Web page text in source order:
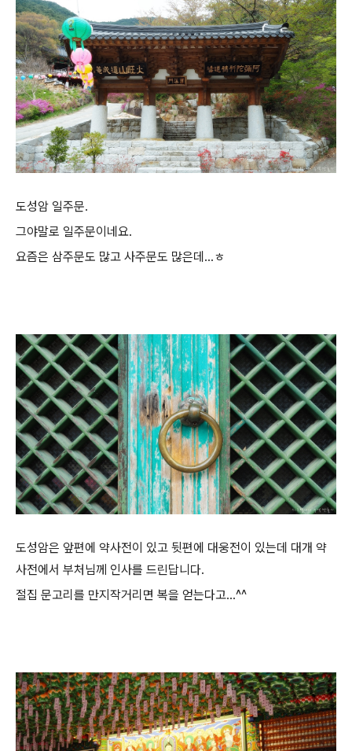
도성암 일주문.
그야말로 일주문이네요.
요즘은 삼주문도 많고 사주문도 많은데...ㅎ
도성암은 앞편에 약사전이 있고 뒷편에 대웅전이 있는데 대개 약
사전에서 부처님께 인사를 드린답니다.
절집 문고리를 만지작거리면 복을 얻는다고...^^